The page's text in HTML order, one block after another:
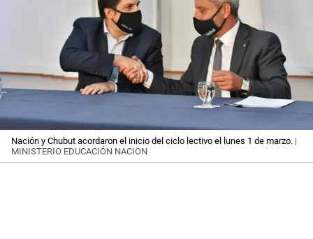
Nación y Chubut acordaron el inicio del ciclo lectivo el lunes 1 de marzo. |
MINISTERIO EDUCACIÓN NACION